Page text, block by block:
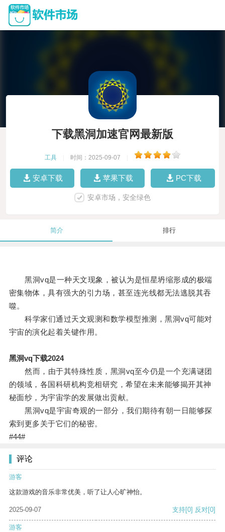
下载黑洞加速官网最新版
工具 时间：2025-09-07
安卓下载 苹果下载 PC下载
安卓市场，安全绿色
简介 排行
黑洞vq是一种天文现象，被认为是恒星坍缩形成的极端
密集物体，具有强大的引力场，甚至连光线都无法逃脱其吞
噬。
科学家们通过天文观测和数学模型推测，黑洞vq可能对
宇宙的演化起着关键作用。
黑洞vq下载2024
然而，由于其特殊性质，黑洞vq至今仍是一个充满谜团
的领域，各国科研机构竞相研究，希望在未来能够揭开其神
秘面纱，为宇宙学的发展做出贡献。
黑洞vq是宇宙奇观的一部分，我们期待有朝一日能够探
索到更多关于它们的秘密。
#44#
评论
游客
这款游戏的音乐非常优美，听了让人心旷神怡。
2025-09-07 支持[0] 反对[0]
游客